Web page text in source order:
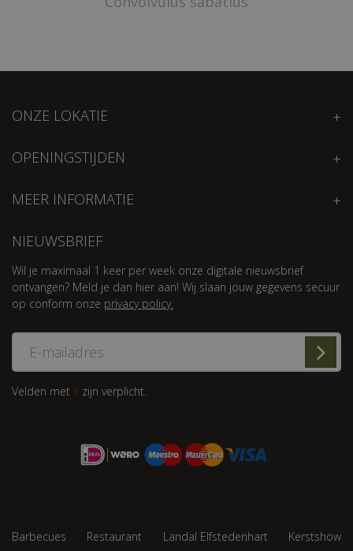
ONZE LOKATIE
OPENINGSTIJDEN
MEER INFORMATIE
NIEUWSBRIEF
Wil je maximaal 1 keer per week onze digitale nieuwsbrief
ontvangen? Meld je dan hier aan! Wij slaan jouw gegevens secuur
op conform onze privacy policy.
Velden met * zijn verplicht.
Barbecues Restaurant Landal Elfstedenhart Kerstshow